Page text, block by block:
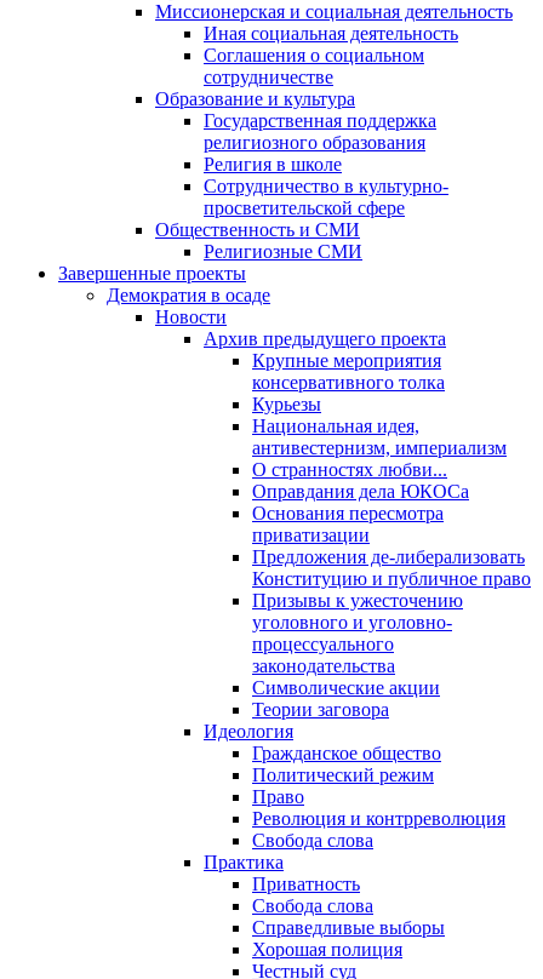
Миссионерская и социальная деятельность
Иная социальная деятельность
Соглашения о социальном
сотрудничестве
Образование и культура
Государственная поддержка
религиозного образования
Религия в школе
Сотрудничество в культурно-
просветительской сфере
Общественность и СМИ
Религиозные СМИ
Завершенные проекты
Демократия в осаде
Новости
Архив предыдущего проекта
Крупные мероприятия
консервативного толка
Курьезы
Национальная идея,
антивестернизм, империализм
О странностях любви...
Оправдания дела ЮКОСа
Основания пересмотра
приватизации
Предложения де-либерализовать
Конституцию и публичное право
Призывы к ужесточению
уголовного и уголовно-
процессуального
законодательства
Символические акции
Теории заговора
Идеология
Гражданское общество
Политический режим
Право
Революция и контрреволюция
Свобода слова
Практика
Приватность
Свобода слова
Справедливые выборы
Хорошая полиция
Честный суд